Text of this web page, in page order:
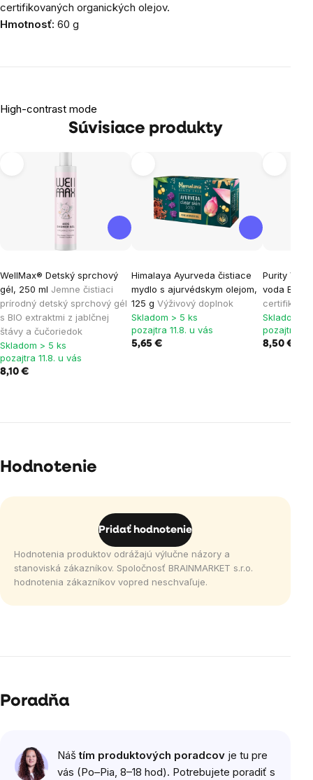
certifikovaných organických olejov.
Hmotnosť: 60 g
High-contrast mode
Súvisiace produkty
WellMax® Detský sprchový
gél, 250 ml Jemne čistiaci
prírodný detský sprchový gél
s BIO extraktmi z jablčnej
štávy a čučoriedok
Skladom > 5 ks
pozajtra 11.8. u vás
8,10 €
Himalaya Ayurveda čistiace
mydlo s ajurvédskym olejom,
125 g Výživový doplnok
Skladom > 5 ks
pozajtra 11.8. u vás
5,65 €
Purity
voda BIO,
certifikát
Skladom >
pozajtra
8,50 €
Hodnotenie
Pridať hodnotenie
Hodnotenia produktov odrážajú výlučne názory a
stanoviská zákazníkov. Spoločnosť BRAINMARKET s.r.o.
hodnotenia zákazníkov vopred neschvaľuje.
Poradňa
Náštím produktových poradcov je tu pre
vás (Po–Pia, 8–18 hod). Potrebujete poradiť s